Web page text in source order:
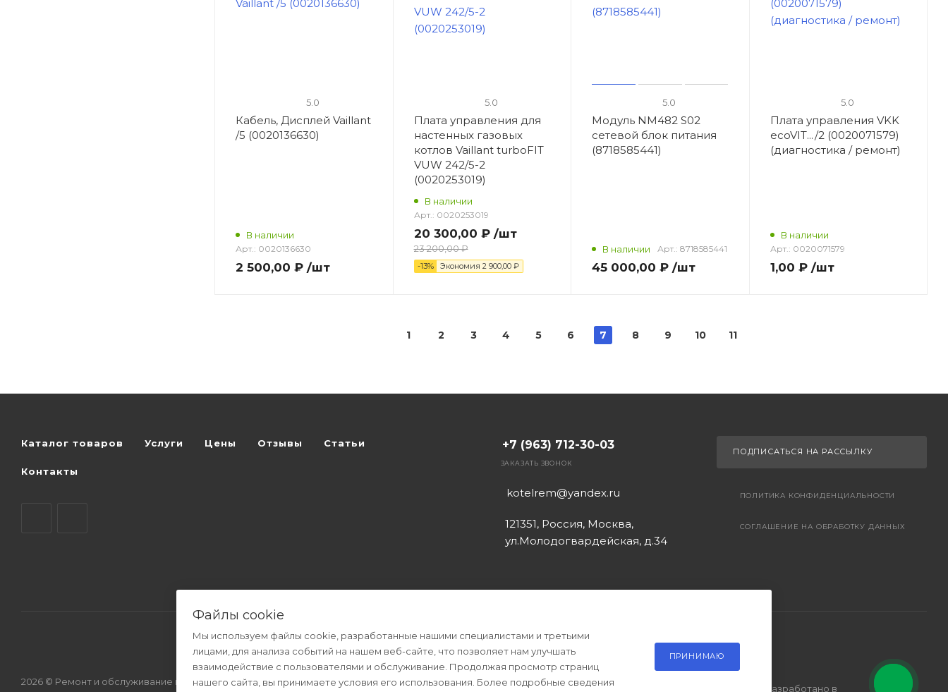
5.0
Кабель, Дисплей Vaillant
/5 (0020136630)
В наличии
Арт.: 0020136630
2 500,00 ₽ /шт
5.0
Плата управления для
настенных газовых
котлов Vaillant turboFIT
VUW 242/5-2
(0020253019)
В наличии
Арт.: 0020253019
20 300,00 ₽/шт
23 200,00 ₽
-13% Экономия 2 900,00 ₽
5.0
Модуль NM482 S02
сетевой блок питания
(8718585441)
В наличии Арт.: 8718585441
45 000,00 ₽ /шт
5.0
Плата управления VKK
ecoVIT.../2 (0020071579)
(диагностика / ремонт)
В наличии
Арт.: 0020071579
1,00 ₽/шт
1 2 3 4 5 6 7 8 9 10 11
Каталог товаров Услуги Цены Отзывы Статьи
Контакты
+7 (963) 712-30-03
ЗАКАЗАТЬ ЗВОНОК
kotelrem@yandex.ru
121351, Россия, Москва,
ул.Молодогвардейская, д.34
ПОДПИСАТЬСЯ НА РАССЫЛКУ
ПОЛИТИКА КОНФИДЕНЦИАЛЬНОСТИ
СОГЛАШЕНИЕ НА ОБРАБОТКУ ДАННЫХ
2026 © Ремонт и обслуживание котлов отопления.
Разработано в
Файлы cookie
Мы используем файлы cookie, разработанные нашими специалистами и третьими
лицами, для анализа событий на нашем веб-сайте, что позволяет нам улучшать
взаимодействие с пользователями и обслуживание. Продолжая просмотр страниц
нашего сайта, вы принимаете условия его использования. Более подробные сведения
ПРИНИМАЮ